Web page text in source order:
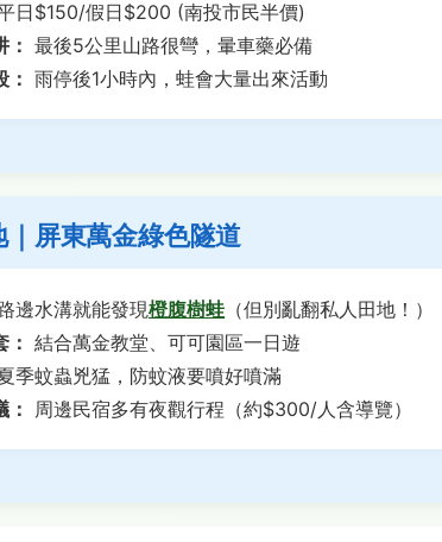
日$150/假日$200 (南投市民半價)
最後5公里山路很彎，暈車藥必備
雨停後1小時內，蛙會大量出來活動
｜屏東萬金綠色隧道
邊水溝就能發現橙腹樹蛙 （但別亂翻私人田地！）
： 結合萬金教堂、可可園區一日遊
季蚊蟲兇猛，防蚊液要噴好噴滿
周邊民宿多有夜觀行程（約$300/人含導覽）